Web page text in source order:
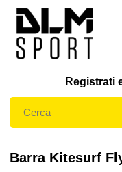
Registrati
Barra Kitesurf